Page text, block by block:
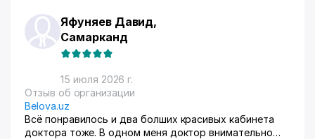
Яфуняев Давид,
Самарканд
15 июля 2026 г.
Отзыв об организации
Belova.uz
Всё понравилось и два болших красивых кабинета
доктора тоже. В одном меня доктор внимательно